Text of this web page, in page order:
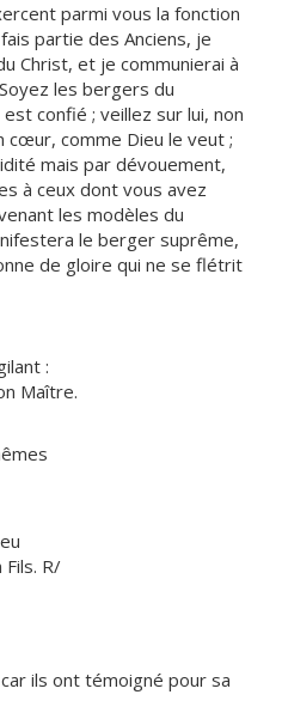
parmi vous la fonction
partie des Anciens, je
Christ, et je communierai à
les bergers du
confié ; veillez sur lui, non
cœur, comme Dieu le veut ;
mais par dévouement,
à ceux dont vous avez
les modèles du
le berger suprême,
de gloire qui ne se flétrit
:
Maître.
R/
ils ont témoigné pour sa